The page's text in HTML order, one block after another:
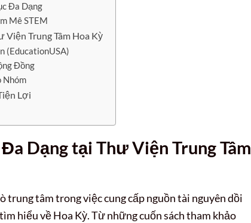
Đa Dạng
Mê STEM
Trung Tâm Hoa Kỳ
(EducationUSA)
Đồng
Nhóm
Lợi
Dạng tại Thư Viện Trung Tâm
trung tâm trong việc cung cấp nguồn tài nguyên dồi
hiểu về Hoa Kỳ. Từ những cuốn sách tham khảo